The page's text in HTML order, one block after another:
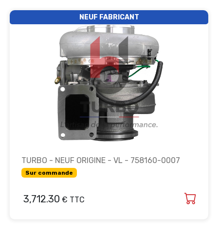
NEUF FABRICANT
TURBO - NEUF ORIGINE - VL - 758160-0007
Sur commande
3,712.30 € TTC